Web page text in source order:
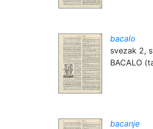
bacalo
svezak 2,
BACALO
bacanje